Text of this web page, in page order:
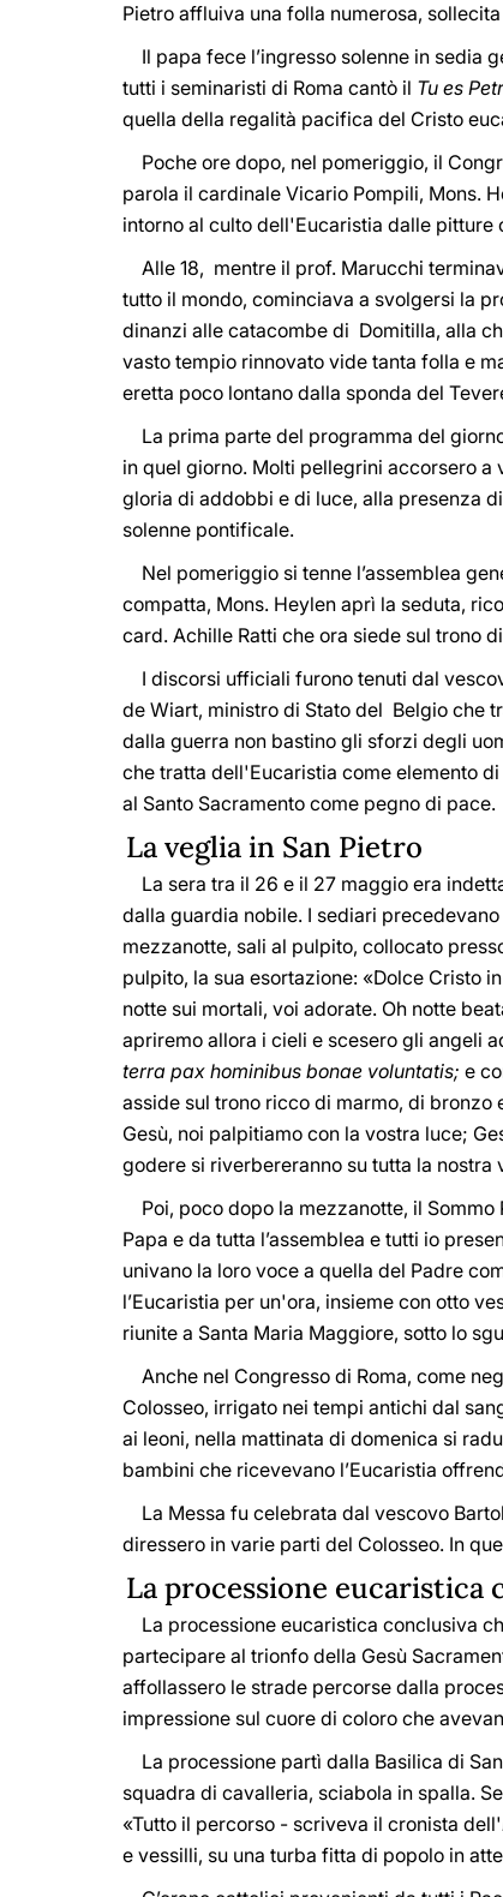
Pietro affluiva una folla numerosa,
Il papa fece l’ingresso solenne in sedia
tutti i seminaristi di Roma cantò il Tu es
quella della regalità pacifica del Cristo
Poche ore dopo, nel pomeriggio, il
parola il cardinale Vicario Pompili, Mons.
intorno al culto dell'Eucaristia dalle
Alle 18, mentre il prof. Marucchi
tutto il mondo, cominciava a svolgersi la
dinanzi alle catacombe di Domitilla, alla
vasto tempio rinnovato vide tanta folla e
eretta poco lontano dalla sponda del
La prima parte del programma del
in quel giorno. Molti pellegrini accorsero a
gloria di addobbi e di luce, alla presenza
solenne pontificale.
Nel pomeriggio si tenne l’assemblea
compatta, Mons. Heylen aprì la seduta,
card. Achille Ratti che ora siede sul trono
I discorsi ufficiali furono tenuti dal
de Wiart, ministro di Stato del Belgio che
dalla guerra non bastino gli sforzi degli
che tratta dell'Eucaristia come elemento
al Santo Sacramento come pegno di pace.
La veglia in San Pietro
La sera tra il 26 e il 27 maggio era
dalla guardia nobile. I sediari
mezzanotte, sali al pulpito, collocato
pulpito, la sua esortazione: «Dolce Cristo
notte sui mortali, voi adorate. Oh notte
apriremo allora i cieli e scesero gli angeli
terra pax hominibus bonae voluntatis; e
asside sul trono ricco di marmo, di
Gesù, noi palpitiamo con la vostra luce;
godere si riverbereranno su tutta la nostra
Poi, poco dopo la mezzanotte, il
Papa e da tutta l’assemblea e tutti io
univano la loro voce a quella del Padre
l’Eucaristia per un'ora, insieme con otto
riunite a Santa Maria Maggiore, sotto lo
Anche nel Congresso di Roma, come
Colosseo, irrigato nei tempi antichi dal
ai leoni, nella mattinata di domenica si
bambini che ricevevano l’Eucaristia
La Messa fu celebrata dal vescovo
diressero in varie parti del Colosseo. In
La processione eucaristica
La processione eucaristica conclusiva
partecipare al trionfo della Gesù
affollassero le strade percorse dalla
impressione sul cuore di coloro che
La processione partì dalla Basilica di
squadra di cavalleria, sciabola in spalla.
«Tutto il percorso - scriveva il cronista dell'
e vessilli, su una turba fitta di popolo in